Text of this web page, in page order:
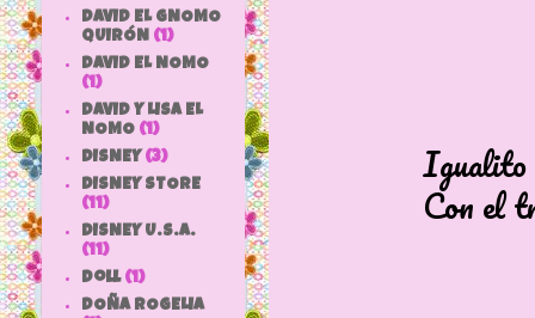
Igualito
Con el traje
DAVID EL GNOMO
QUIRÓN (1)
DAVID EL NOMO
(1)
DAVID Y LISA EL
NOMO (1)
DISNEY (3)
DISNEY STORE
(11)
DISNEY U.S.A.
(11)
doll (1)
DOÑA ROGELIA